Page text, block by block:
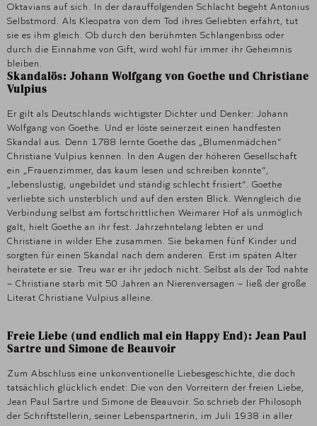
Oktavians auf sich. In der darauffolgenden Schlacht begeht Antonius
Selbstmord. Als Kleopatra von dem Tod ihres Geliebten erfährt, tut
sie es ihm gleich. Ob durch den berühmten Schlangenbiss oder
durch die Einnahme von Gift, wird wohl für immer ihr Geheimnis
bleiben.
Skandalös: Johann Wolfgang von Goethe und Christiane
Vulpius
Er gilt als Deutschlands wichtigster Dichter und Denker: Johann
Wolfgang von Goethe. Und er löste seinerzeit einen handfesten
Skandal aus. Denn 1788 lernte Goethe das „Blumenmädchen“
Christiane Vulpius kennen. In den Augen der höheren Gesellschaft
ein „Frauenzimmer, das kaum lesen und schreiben konnte“,
„lebenslustig, ungebildet und ständig schlecht frisiert“. Goethe
verliebte sich unsterblich und auf den ersten Blick. Wenngleich die
Verbindung selbst am fortschrittlichen Weimarer Hof als unmöglich
galt, hielt Goethe an ihr fest. Jahrzehntelang lebten er und
Christiane in wilder Ehe zusammen. Sie bekamen fünf Kinder und
sorgten für einen Skandal nach dem anderen. Erst im späten Alter
heiratete er sie. Treu war er ihr jedoch nicht. Selbst als der Tod nahte
– Christiane starb mit 50 Jahren an Nierenversagen – ließ der große
Literat Christiane Vulpius alleine.
Freie Liebe (und endlich mal ein Happy End): Jean Paul
Sartre und Simone de Beauvoir
Zum Abschluss eine unkonventionelle Liebesgeschichte, die doch
tatsächlich glücklich endet: Die von den Vorreitern der freien Liebe,
Jean Paul Sartre und Simone de Beauvoir. So schrieb der Philosoph
der Schriftstellerin, seiner Lebenspartnerin, im Juli 1938 in aller